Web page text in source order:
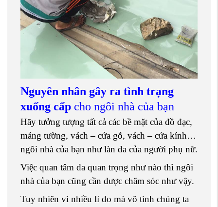
Nguyên nhân gây ra tình trạng
xuống cấp cho ngôi nhà của bạn
Hãy tưởng tượng tất cả các bề mặt của đồ đạc,
mảng tường, vách – cửa gỗ, vách – cửa kính…
ngôi nhà của bạn như làn da của người phụ nữ.
Việc quan tâm da quan trọng như nào thì ngôi
nhà của bạn cũng cần được chăm sóc như vậy.
Tuy nhiên vì nhiều lí do mà vô tình chúng ta